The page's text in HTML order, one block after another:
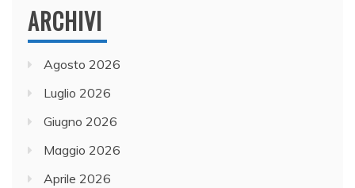
ARCHIVI
Agosto 2026
Luglio 2026
Giugno 2026
Maggio 2026
Aprile 2026